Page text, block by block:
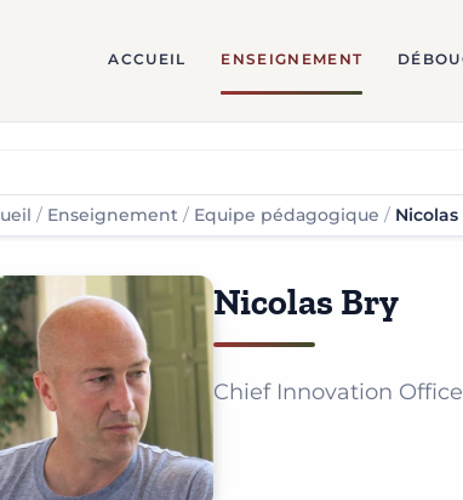
ACCUEIL ENSEIGNEMENT
/ Enseignement / Equipe pédagogique /
Nicolas Bry
Chief Innovation